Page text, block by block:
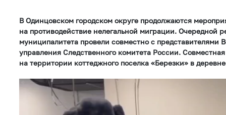
В Одинцовском городском округе продолжаются
на противодействие нелегальной миграции. Очередной
муниципалитета провели совместно с представителями
управления Следственного комитета России.
на территории коттеджного поселка «Березки» в